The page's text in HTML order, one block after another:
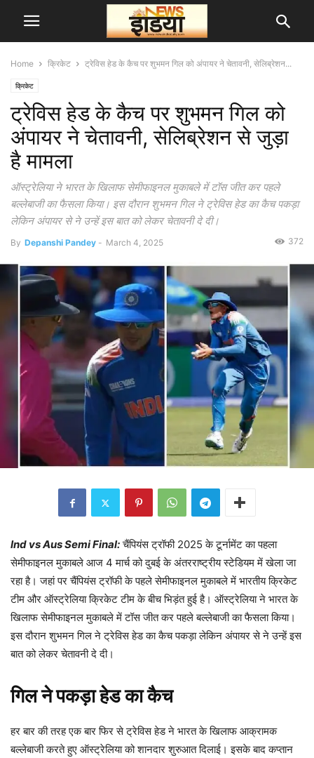
Home क्रिकेट ट्रेविस हेड के कैच पर शुभमन गिल को अंपायर ने चेतावनी, सेलिब्रेशन...
क्रिकेट
ट्रेविस हेड के कैच पर शुभमन गिल को
अंपायर ने चेतावनी, सेलिब्रेशन से जुड़ा
है मामला
ऑस्ट्रेलिया ने भारत के खिलाफ सेमीफाइनल मुकाबले में टॉस जीत कर पहले
बल्लेबाजी का फैसला किया। इस दौरान शुभमन गिल ने ट्रेविस हेड का कैच पकड़ा
लेकिन अंपायर से ने उन्हें इस बात को लेकर चेतावनी दे दी।
By Depanshi Pandey - March 4, 2025 372
Ind vs Aus Semi Final: चैंपियंस ट्रॉफी 2025 के टूर्नामेंट का पहला
सेमीफाइनल मुकाबले आज 4 मार्च को दुबई के अंतरराष्ट्रीय स्टेडियम में खेला जा
रहा है। जहां पर चैंपियंस ट्रॉफी के पहले सेमीफाइनल मुकाबले में भारतीय क्रिकेट
टीम और ऑस्ट्रेलिया क्रिकेट टीम के बीच भिड़ंत हुई है। ऑस्ट्रेलिया ने भारत के
खिलाफ सेमीफाइनल मुकाबले में टॉस जीत कर पहले बल्लेबाजी का फैसला किया।
इस दौरान शुभमन गिल ने ट्रेविस हेड का कैच पकड़ा लेकिन अंपायर से ने उन्हें इस
बात को लेकर चेतावनी दे दी।
गिल ने पकड़ा हेड का कैच
हर बार की तरह एक बार फिर से ट्रेविस हेड ने भारत के खिलाफ आक्रामक
बल्लेबाजी करते हुए ऑस्ट्रेलिया को शानदार शुरुआत दिलाई। इसके बाद कप्तान